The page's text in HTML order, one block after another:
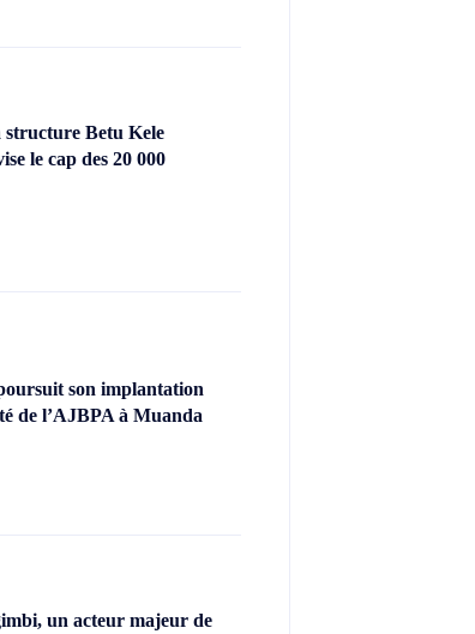
structure Betu Kele
le cap des 20 000
son implantation
de l’AJBPA à Muanda
un acteur majeur de